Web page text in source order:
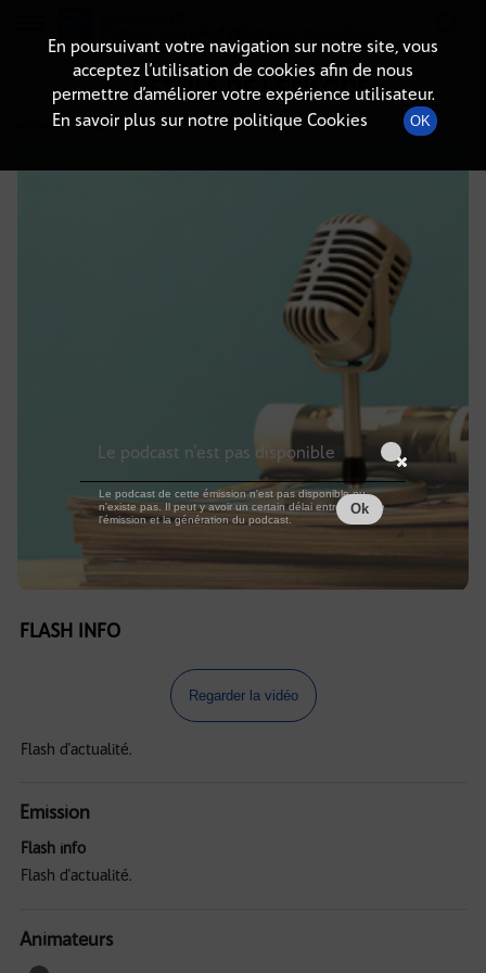
DÉTAILS DE L'ÉPISODE
19 novembre 2024à 7h59, durée : Invalid date
FLASH INFO
Regarder la vidéo
Flash d'actualité.
Emission
Flash info
Flash d'actualité.
Animateurs
En poursuivant votre navigation sur notre site, vous
acceptez l’utilisation de cookies afin de nous
permettre d’améliorer votre expérience utilisateur.
En savoir plus sur notre politique Cookies
OK
Le podcast n'est pas disponible
Le podcast de cette émission n'est pas disponible ou
n'existe pas. Il peut y avoir un certain délai entre la fin de
l'émission et la génération du podcast.
Ok